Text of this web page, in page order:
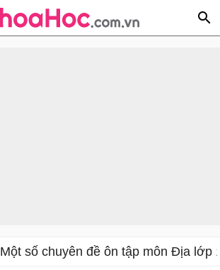
Một số chuyên đề ôn tập môn Địa lớp